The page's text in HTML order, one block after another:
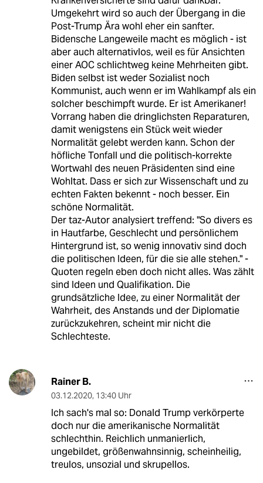
Umgekehrt wird so auch der Übergang in die
Post-Trump Ära wohl eher ein sanfter.
Bidensche Langeweile macht es möglich - ist
aber auch alternativlos, weil es für Ansichten
einer AOC schlichtweg keine Mehrheiten gibt.
Biden selbst ist weder Sozialist noch
Kommunist, auch wenn er im Wahlkampf als ein
solcher beschimpft wurde. Er ist Amerikaner!
Vorrang haben die dringlichsten Reparaturen,
damit wenigstens ein Stück weit wieder
Normalität gelebt werden kann. Schon der
höfliche Tonfall und die politisch-korrekte
Wortwahl des neuen Präsidenten sind eine
Wohltat. Dass er sich zur Wissenschaft und zu
echten Fakten bekennt - noch besser. Ein
schöne Normalität.
Der taz-Autor analysiert treffend: "So divers es
in Hautfarbe, Geschlecht und persönlichem
Hintergrund ist, so wenig innovativ sind doch
die politischen Ideen, für die sie alle stehen." -
Quoten regeln eben doch nicht alles. Was zählt
sind Ideen und Qualifikation. Die
grundsätzliche Idee, zu einer Normalität der
Wahrheit, des Anstands und der Diplomatie
zurückzukehren, scheint mir nicht die
Schlechteste.
Rainer B.
03.12.2020, 13:40 Uhr
Ich sach's mal so: Donald Trump verkörperte
doch nur die amerikanische Normalität
schlechthin. Reichlich unmanierlich,
ungebildet, größenwahnsinnig, scheinheilig,
treulos, unsozial und skrupellos.